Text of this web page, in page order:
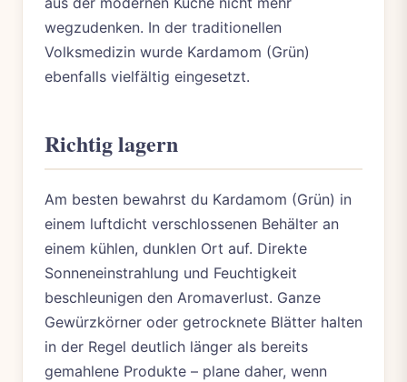
wegzudenken. In der traditionellen
Volksmedizin wurde Kardamom (Grün)
ebenfalls vielfältig eingesetzt.
Richtig lagern
Am besten bewahrst du Kardamom (Grün) in
einem luftdicht verschlossenen Behälter an
einem kühlen, dunklen Ort auf. Direkte
Sonneneinstrahlung und Feuchtigkeit
beschleunigen den Aromaverlust. Ganze
Gewürzkörner oder getrocknete Blätter halten
in der Regel deutlich länger als bereits
gemahlene Produkte – plane daher, wenn